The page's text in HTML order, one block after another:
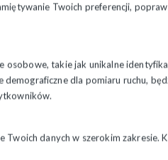
Twoich preferencji,
takie jak unikalne
dla pomiaru ruchu,
Twoich danych w szerokim